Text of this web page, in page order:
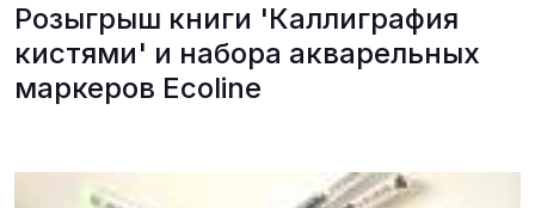
Розыгрыш книги 'Каллиграфия
кистями' и набора акварельных
маркеров Ecoline